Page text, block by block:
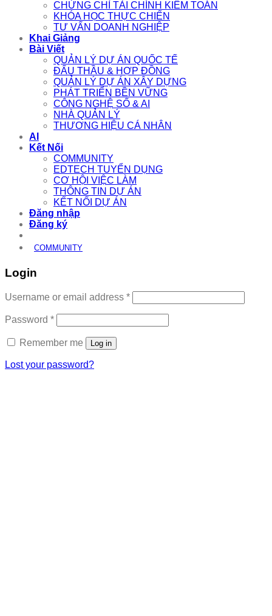
CHỨNG CHỈ TÀI CHÍNH KIỂM TOÁN
KHÓA HỌC THỰC CHIẾN
TƯ VẤN DOANH NGHIỆP
Khai Giảng
Bài Viết
QUẢN LÝ DỰ ÁN QUỐC TẾ
ĐẤU THẦU & HỢP ĐỒNG
QUẢN LÝ DỰ ÁN XÂY DỰNG
PHÁT TRIỂN BỀN VỮNG
CÔNG NGHỆ SỐ & AI
NHÀ QUẢN LÝ
THƯƠNG HIỆU CÁ NHÂN
AI
Kết Nối
COMMUNITY
EDTECH TUYỂN DỤNG
CƠ HỘI VIỆC LÀM
THÔNG TIN DỰ ÁN
KẾT NỐI DỰ ÁN
Đăng nhập
Đăng ký
COMMUNITY
Login
Username or email address *Required
Password *Required
Remember me Log in
Lost your password?